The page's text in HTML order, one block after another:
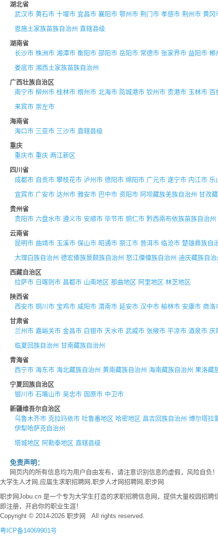
湖北省
武汉市 黄石市 十堰市 宜昌市 襄阳市 鄂州市 荆门市 孝感市 荆州市 黄冈
恩施土家族苗族自治州 直辖县级
湖南省
长沙市 株洲市 湘潭市 衡阳市 邵阳市 岳阳市 常德市 张家界市 益阳市 郴
娄底市 湘西土家族苗族自治州
广西壮族自治区
南宁市 柳州市 桂林市 梧州市 北海市 防城港市 钦州市 贵港市 玉林市 百
来宾市 崇左市
海南省
海口市 三亚市 三沙市 直辖县级
重庆
重庆市 重庆 两江新区
四川省
成都市 自贡市 攀枝花市 泸州市 德阳市 绵阳市 广元市 遂宁市 内江市 乐
宜宾市 广安市 达州市 雅安市 巴中市 资阳市 阿坝藏族羌族自治州 甘孜
贵州省
贵阳市 六盘水市 遵义市 安顺市 毕节市 铜仁市 黔西南布依族苗族自治州
云南省
昆明市 曲靖市 玉溪市 保山市 昭通市 丽江市 普洱市 临沧市 楚雄彝族自
大理白族自治州 德宏傣族景颇族自治州 怒江傈僳族自治州 迪庆藏族自治
西藏自治区
拉萨市 日喀则市 昌都市 山南地区 那曲地区 阿里地区 林芝地区
陕西省
西安市 铜川市 宝鸡市 咸阳市 渭南市 延安市 汉中市 榆林市 安康市 商洛
甘肃省
兰州市 嘉峪关市 金昌市 白银市 天水市 武威市 张掖市 平凉市 酒泉市 庆
临夏回族自治州 甘南藏族自治州
青海省
西宁市 海东市 海北藏族自治州 黄南藏族自治州 海南藏族自治州 果洛藏
宁夏回族自治区
银川市 石嘴山市 吴忠市 固原市 中卫市
新疆维吾尔自治区
乌鲁木齐市 克拉玛依市 吐鲁番地区 哈密地区 昌吉回族自治州 博尔塔拉
伊犁哈萨克自治州
塔城地区 阿勒泰地区 直辖县级
免责声明：
网页内的所有信息均为用户自由发布，请注意识别信息的虚假，风险自
大学生人才网,应届生求职招聘网,职步人才网招聘网,职步网
职步网Jobu.cn 是一个专为大学生打造的求职招聘信息网，提供大量校园招
即注册，开启你的职业生涯！
Copyright © 2014-2026 职步网 All rights reserved.
粤ICP备14069901号